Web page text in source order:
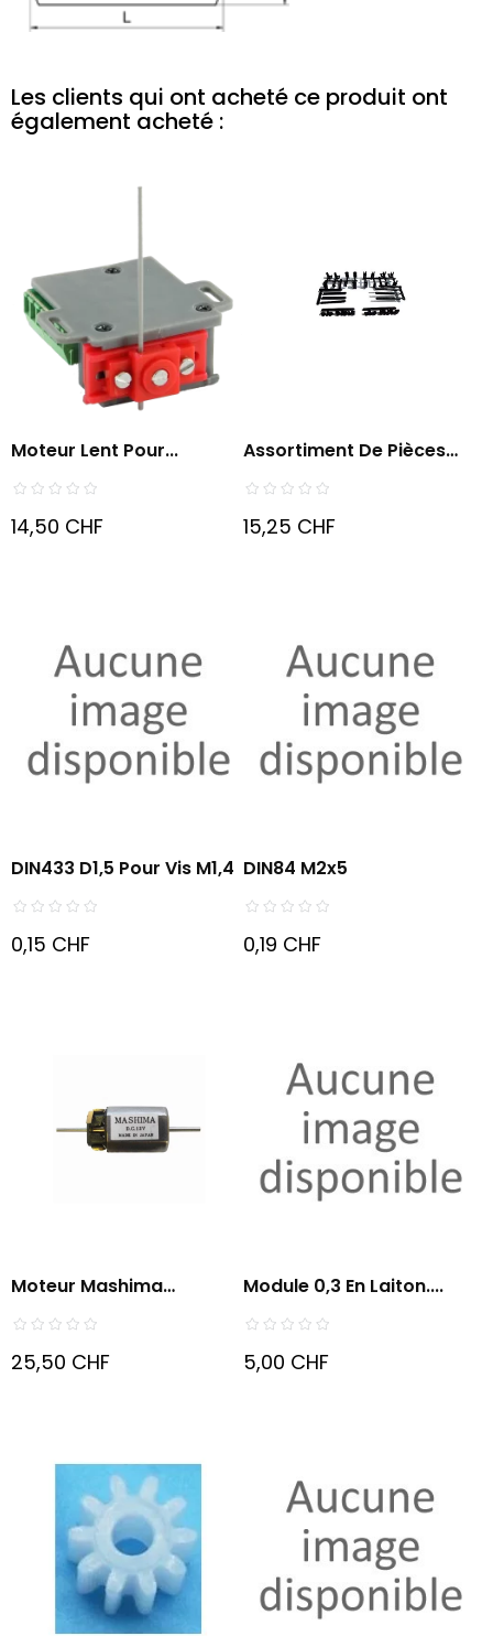
Les clients qui ont acheté ce produit ont
également acheté :
Moteur Lent Pour...
14,50 CHF
Assortiment De Pièces
De...
15,25 CHF
DIN433 D1,5 Pour Vis M1,4
0,15 CHF
DIN84 M2x5
0,19 CHF
Moteur Mashima
MH1220D
25,50 CHF
Module 0,3 En Laiton....
5,00 CHF